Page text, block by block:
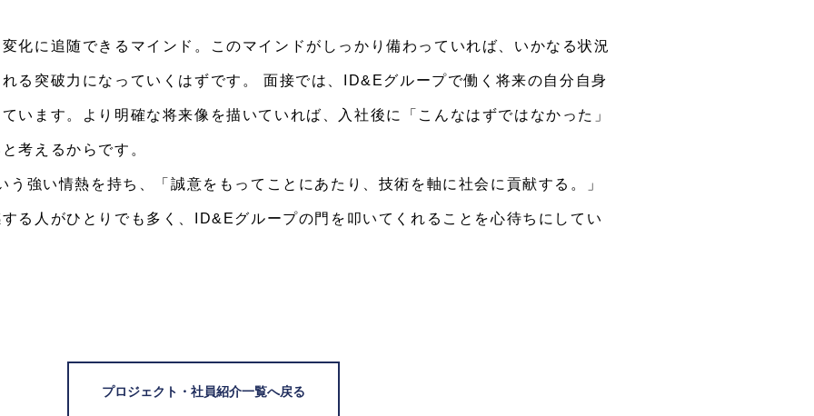
化に追随できるマインド。このマインドがしっかり備わっていれば、いかなる状況
る突破力になっていくはずです。 面接では、ID&Eグループで働く将来の自分自身
います。より明確な将来像を描いていれば、入社後に「こんなはずではなかった」
考えるからです。
強い情熱を持ち、「誠意をもってことにあたり、技術を軸に社会に貢献する。」
る人がひとりでも多く、ID&Eグループの門を叩いてくれることを心待ちにしてい
プロジェクト・社員紹介一覧へ戻る